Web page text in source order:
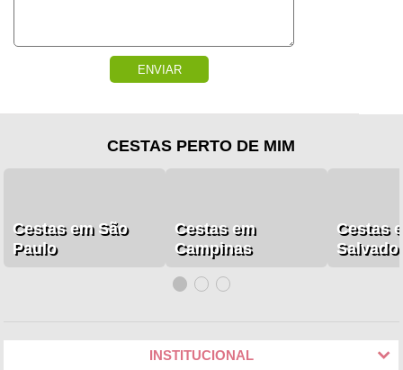
ENVIAR
CESTAS PERTO DE MIM
Cestas em São
Paulo
Cestas em
Campinas
Cestas
INSTITUCIONAL